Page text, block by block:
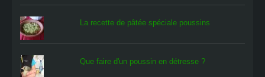
La recette de pâtée spéciale poussins
Que faire d'un poussin en détresse ?